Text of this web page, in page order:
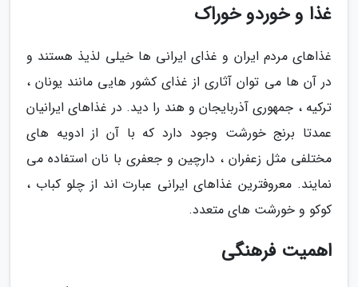
غذا و خوردو خوراک
غذاهای مردم ایران و غذای ایرانی ها خیلی لذیذ هستند و
در آن ها می توان آثاری از غذای کشور هایی مانند یونان ،
ترکیه ، جمهوری آذربایجان و هند را دید. در غذاهای ایرانیان
عمدتا برنج خورشت وجود دارد که با آن از ادویه های
مختلفی مثل زعفران ، دارچین و جعفری با نان استفاده می
نمایند. معروفترین غذاهای ایرانی عبارت اند از چلو کباب ،
کوکو و خورشت های متعدد.
اهمیت فرهنگی